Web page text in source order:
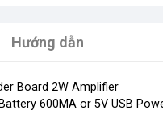
Hướng dẫn
Board 2W Amplifier
600MA or 5V USB